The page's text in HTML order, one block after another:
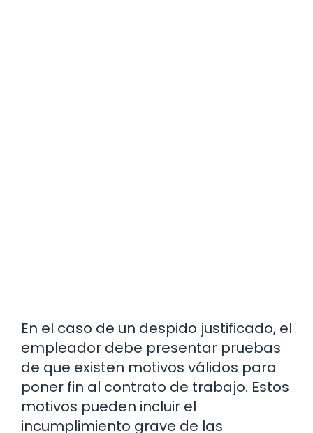
En el caso de un despido justificado, el
empleador debe presentar pruebas
de que existen motivos válidos para
poner fin al contrato de trabajo. Estos
motivos pueden incluir el
incumplimiento grave de las